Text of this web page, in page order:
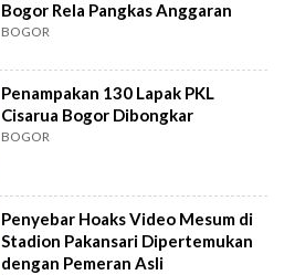
Bogor Rela Pangkas Anggaran
BOGOR
Penampakan 130 Lapak PKL
Cisarua Bogor Dibongkar
BOGOR
Penyebar Hoaks Video Mesum di
Stadion Pakansari Dipertemukan
dengan Pemeran Asli